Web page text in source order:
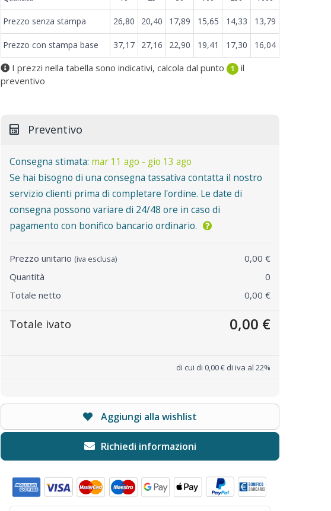
Prezzo senza stampa 26,80 20,40 17,89 15,65 14,33 13,79
Prezzo con stampa base 37,17 27,16 22,90 19,41 17,30 16,04
I prezzi nella tabella sono indicativi, calcola dal punto 1
il
preventivo
Preventivo
Consegna stimata: mar 11 ago - gio 13 ago
Se hai bisogno di una consegna tassativa contatta il nostro
servizio clienti prima di completare l'ordine. Le date di
consegna possono variare di 24/48 ore in caso di
pagamento con bonifico bancario ordinario.
Prezzo unitario (iva esclusa)
0,00 €
Quantità
0
Totale netto
0,00 €
Totale ivato 0,00 €
di cui di 0,00 € di iva al 22%
Aggiungi alla wishlist